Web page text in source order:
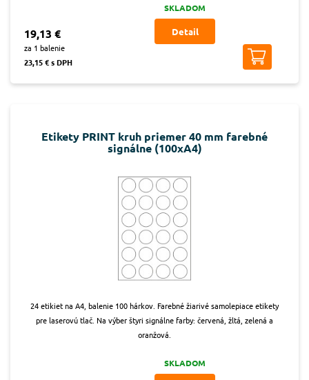
19,13 €
za 1 balenie
23,15 € s DPH
SKLADOM
Detail
Etikety PRINT kruh priemer 40 mm farebné
signálne (100xA4)
24 etikiet na A4, balenie 100 hárkov. Farebné žiarivé samolepiace etikety
pre laserovú tlač. Na výber štyri signálne farby: červená, žltá, zelená a
oranžová.
SKLADOM